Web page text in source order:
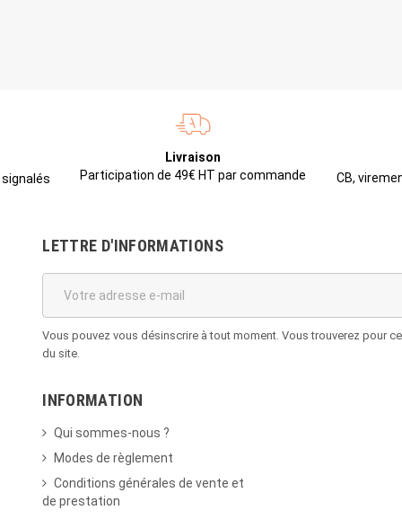
Livraison
Participation de 49€ HT par commande
CB,
LETTRE D'INFORMATIONS
Vous pouvez vous désinscrire à tout moment. Vous trouverez pour
du site.
INFORMATION
Qui sommes-nous ?
Modes de règlement
Conditions générales de vente et
de prestation